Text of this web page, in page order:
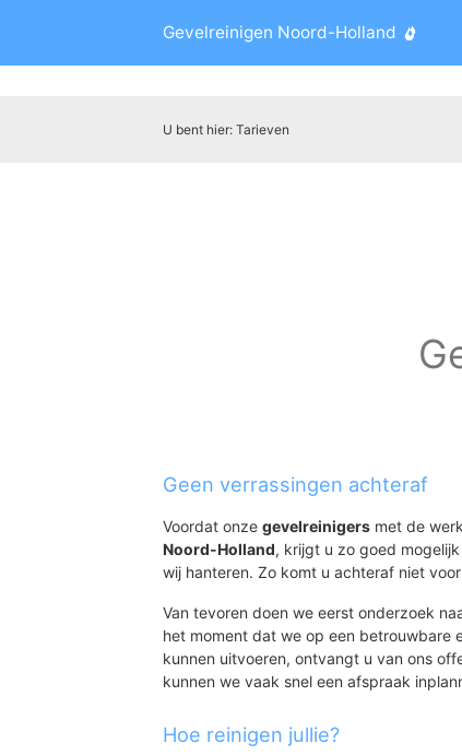
Gevelreinigen Noord-Holland
U bent hier:Tarieven
Geen verrassingen achteraf
Voordat onzegevelreinigers met de
Noord-Holland, krijgt u zo goed
wij hanteren. Zo komt u achteraf niet
Van tevoren doen we eerst onderzoek
het moment dat we op een betrouwbare
kunnen uitvoeren, ontvangt u van ons
kunnen we vaak snel een afspraak
Hoe reinigen jullie?